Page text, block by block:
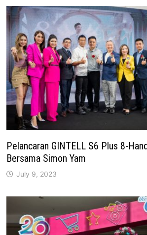
Pelancaran GINTELL S6 Plus 8-
Bersama Simon Yam
July 9, 2023